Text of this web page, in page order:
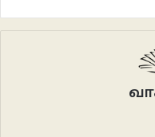
விசாரணை தொடங்கியது.
கூறின. அவர்களைத் தனியே